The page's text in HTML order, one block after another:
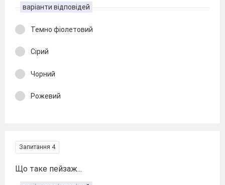
варіанти відповідей
Темно фіолетовий
Сірий
Чорний
Рожевий
Запитання 4
Що таке пейзаж...